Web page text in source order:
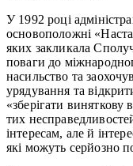
У 1992 році
основоположні
яких закликала
поваги до
насильство та
урядування та
«зберігати виняткову
тих
інтересам, але й
які можуть серйозно